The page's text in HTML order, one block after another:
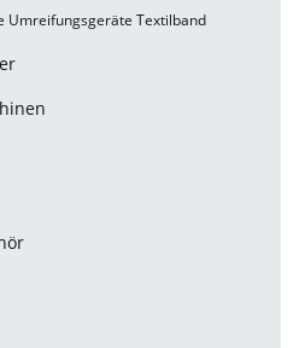
Umreifungsgeräte Textilband